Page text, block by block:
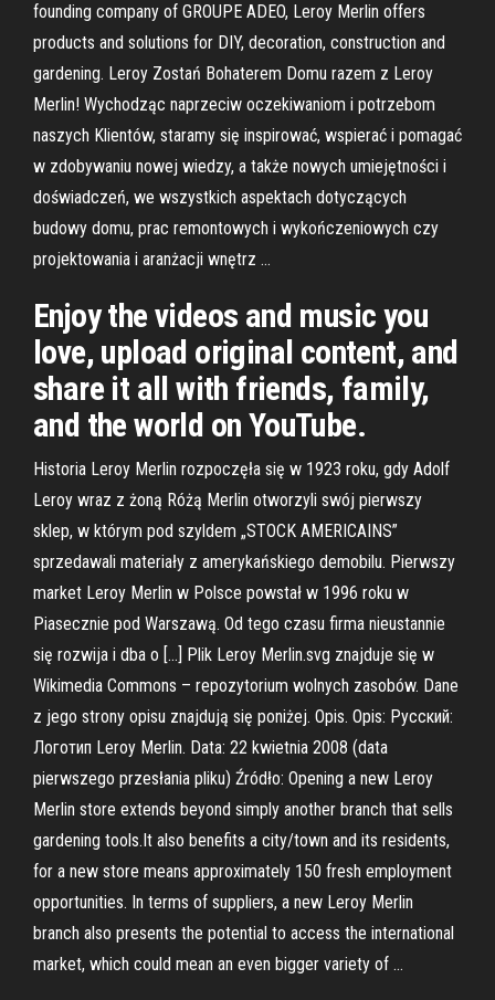
founding company of GROUPE ADEO, Leroy Merlin offers
products and solutions for DIY, decoration, construction and
gardening. Leroy Zostań Bohaterem Domu razem z Leroy
Merlin! Wychodząc naprzeciw oczekiwaniom i potrzebom
naszych Klientów, staramy się inspirować, wspierać i pomagać
w zdobywaniu nowej wiedzy, a także nowych umiejętności i
doświadczeń, we wszystkich aspektach dotyczących
budowy domu, prac remontowych i wykończeniowych czy
projektowania i aranżacji wnętrz …
Enjoy the videos and music you
love, upload original content, and
share it all with friends, family,
and the world on YouTube.
Historia Leroy Merlin rozpoczęła się w 1923 roku, gdy Adolf
Leroy wraz z żoną Różą Merlin otworzyli swój pierwszy
sklep, w którym pod szyldem „STOCK AMERICAINS”
sprzedawali materiały z amerykańskiego demobilu. Pierwszy
market Leroy Merlin w Polsce powstał w 1996 roku w
Piasecznie pod Warszawą. Od tego czasu firma nieustannie
się rozwija i dba o […] Plik Leroy Merlin.svg znajduje się w
Wikimedia Commons – repozytorium wolnych zasobów. Dane
z jego strony opisu znajdują się poniżej. Opis. Opis: Русский:
Логотип Leroy Merlin. Data: 22 kwietnia 2008 (data
pierwszego przesłania pliku) Źródło: Opening a new Leroy
Merlin store extends beyond simply another branch that sells
gardening tools.It also benefits a city/town and its residents,
for a new store means approximately 150 fresh employment
opportunities. In terms of suppliers, a new Leroy Merlin
branch also presents the potential to access the international
market, which could mean an even bigger variety of …